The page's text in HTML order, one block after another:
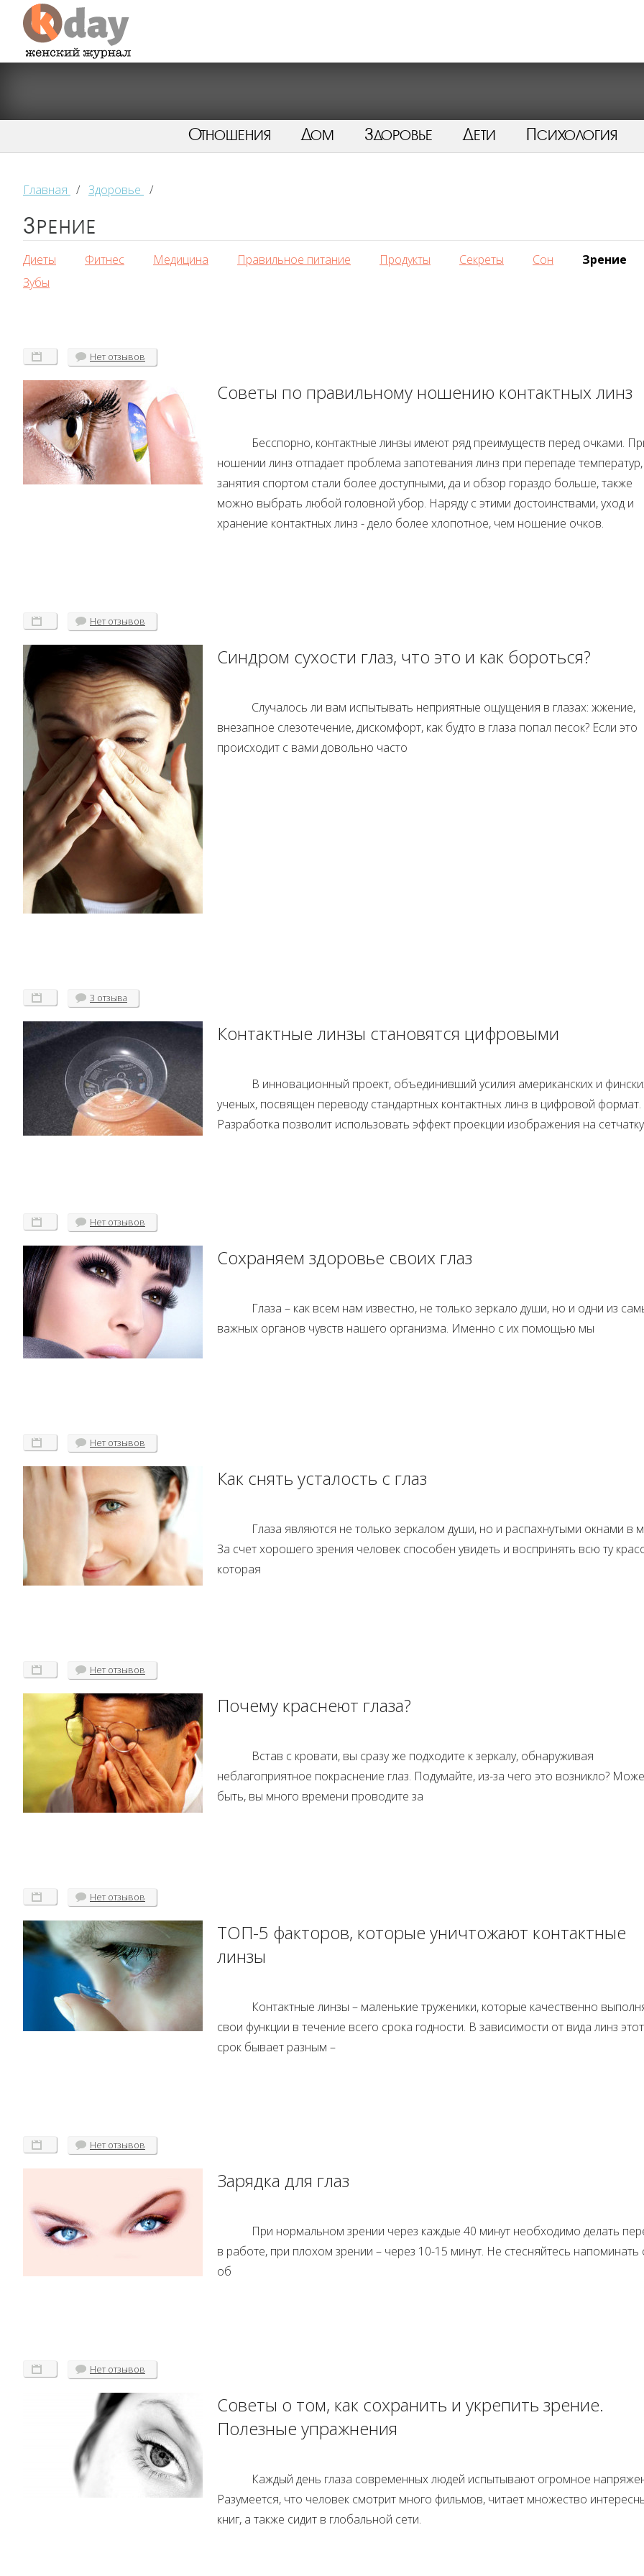
Отношения Дом Здоровье Дети Психология
Главная / Здоровье /
Зрение
Диеты Фитнес Медицина Правильное питание Продукты Секреты Сон
Зрение
Зубы
Нет отзывов
Советы по правильному ношению контактных линз
Бесспорно, контактные линзы имеют ряд преимуществ перед очками.
ношении линз отпадает проблема запотевания линз при перепаде температур,
занятия спортом стали более доступными, да и обзор гораздо больше, также
можно выбрать любой головной убор. Наряду с этими достоинствами, уход и
хранение контактных линз - дело более хлопотное, чем ношение очков.
Нет отзывов
Синдром сухости глаз, что это и как бороться?
Случалось ли вам испытывать неприятные ощущения в глазах: жжение,
внезапное слезотечение, дискомфорт, как будто в глаза попал песок? Если это
происходит с вами довольно часто
3 отзыва
Контактные линзы становятся цифровыми
В инновационный проект, объединивший усилия американских и
ученых, посвящен переводу стандартных контактных линз в цифровой формат.
Разработка позволит использовать эффект проекции изображения на сетчатку
Нет отзывов
Сохраняем здоровье своих глаз
Глаза – как всем нам известно, не только зеркало души, но и одни из
важных органов чувств нашего организма. Именно с их помощью мы
Нет отзывов
Как снять усталость с глаз
Глаза являются не только зеркалом души, но и распахнутыми окнами в
За счет хорошего зрения человек способен увидеть и воспринять всю ту
которая
Нет отзывов
Почему краснеют глаза?
Встав с кровати, вы сразу же подходите к зеркалу, обнаруживая
неблагоприятное покраснение глаз. Подумайте, из-за чего это возникло?
быть, вы много времени проводите за
Нет отзывов
ТОП-5 факторов, которые уничтожают контактные
линзы
Контактные линзы – маленькие труженики, которые качественно
свои функции в течение всего срока годности. В зависимости от вида линз этот
срок бывает разным –
Нет отзывов
Зарядка для глаз
При нормальном зрении через каждые 40 минут необходимо делать
в работе, при плохом зрении – через 10-15 минут. Не стесняйтесь напоминать
об
Нет отзывов
Советы о том, как сохранить и укрепить зрение.
Полезные упражнения
Каждый день глаза современных людей испытывают огромное
Разумеется, что человек смотрит много фильмов, читает множество
книг, а также сидит в глобальной сети.